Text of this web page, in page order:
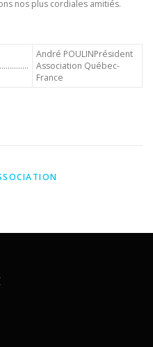
nos plus cordiales amitiés.
André POULINPrésident
Association Québec-
France